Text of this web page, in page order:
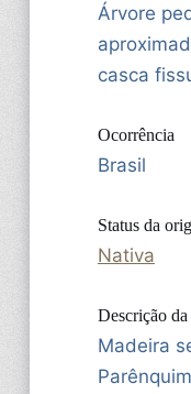
Árvore
casca
Ocorrência
Brasil
Status da
Nativa
Descrição da
Madeira